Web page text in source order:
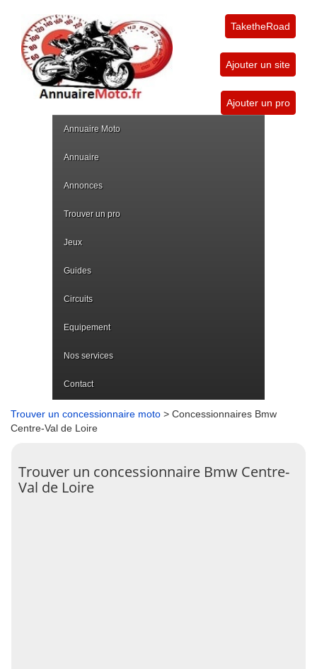
TaketheRoad
Ajouter un site
Ajouter un pro
Annuaire Moto
Annuaire
Annonces
Trouver un pro
Jeux
Guides
Circuits
Equipement
Nos services
Contact
Trouver un concessionnaire moto > Concessionnaires Bmw
Centre-Val de Loire
Trouver un concessionnaire Bmw Centre-
Val de Loire